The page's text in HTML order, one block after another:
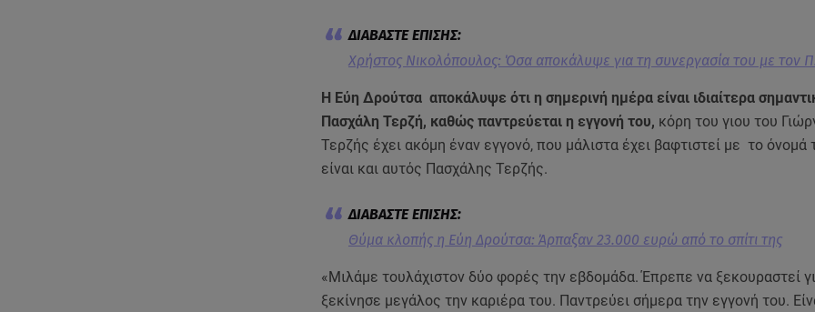
Χρήστος Νικολόπουλος: Όσα αποκάλυψε για τη συνεργασία του με τον
Η Εύη Δρούτσα αποκάλυψε ότι η σημερινή ημέρα είναι ιδιαίτερα
Πασχάλη Τερζή, καθώς παντρεύεται η εγγονή του, κόρη του γιου του
Τερζής έχει ακόμη έναν εγγονό, που μάλιστα έχει βαφτιστεί με το όνομά
είναι και αυτός Πασχάλης Τερζής.
Θύμα κλοπής η Εύη Δρούτσα: Άρπαξαν 23.000 ευρώ από το σπίτι της
«Μιλάμε τουλάχιστον δύο φορές την εβδομάδα. Έπρεπε να ξεκουραστεί
ξεκίνησε μεγάλος την καριέρα του. Παντρεύει σήμερα την εγγονή του.